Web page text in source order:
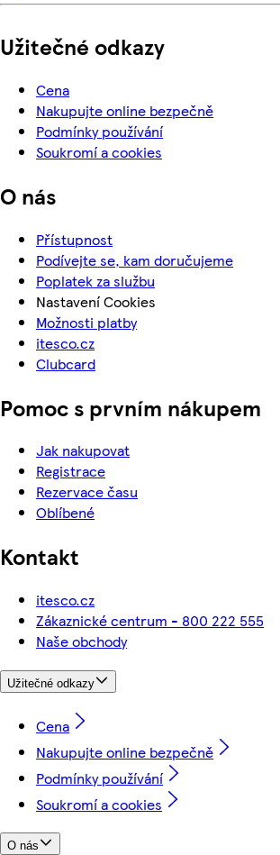
Užitečné odkazy
Cena
Nakupujte online bezpečně
Podmínky používání
Soukromí a cookies
O nás
Přístupnost
Podívejte se, kam doručujeme
Poplatek za službu
Nastavení Cookies
Možnosti platby
itesco.cz
Clubcard
Pomoc s prvním nákupem
Jak nakupovat
Registrace
Rezervace času
Oblíbené
Kontakt
itesco.cz
Zákaznické centrum - 800 222 555
Naše obchody
Užitečné odkazy
Cena
Nakupujte online bezpečně
Podmínky používání
Soukromí a cookies
O nás